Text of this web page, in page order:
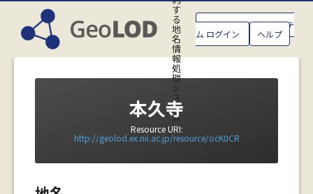
す
る
地
名
情
報
処
理
シ
ス
テ
ム
GeoLOD地名管理システ
ム ログイン ヘルプ
本久寺
Resource URI:
http://geolod.ex.nii.ac.jp/resource/ocK0CR